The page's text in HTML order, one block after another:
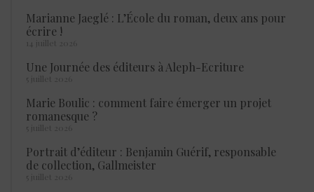
Marianne Jaeglé : L’École du roman, deux ans pour
écrire !
14 juillet 2026
Une Journée des éditeurs à Aleph-Ecriture
5 juillet 2026
Marie Boulic : comment faire émerger un projet
romanesque ?
5 juillet 2026
Portrait d’éditeur : Benjamin Guérif, responsable
de collection, Gallmeister
5 juillet 2026